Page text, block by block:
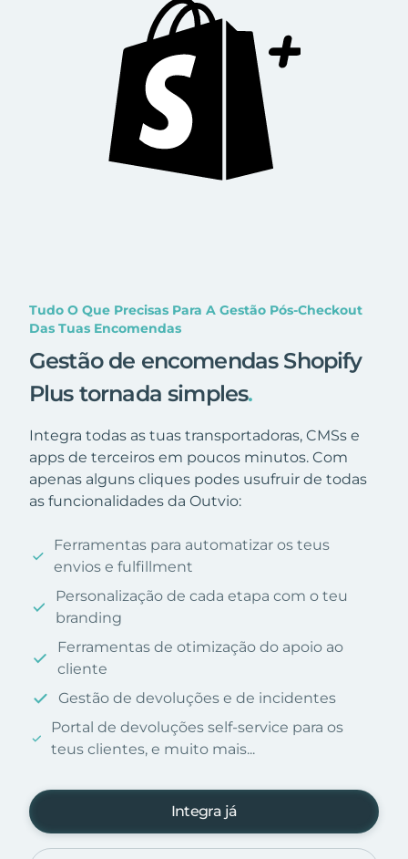
Tudo O Que Precisas Para A Gestão Pós-Checkout
Das Tuas Encomendas
Gestão de encomendas Shopify
Plus tornada simples.
Integra todas as tuas transportadoras, CMSs e
apps de terceiros em poucos minutos. Com
apenas alguns cliques podes usufruir de todas
as funcionalidades da Outvio:
Ferramentas para automatizar os teus
envios e fulfillment
Personalização de cada etapa com o teu
branding
Ferramentas de otimização do apoio ao
cliente
Gestão de devoluções e de incidentes
Portal de devoluções self-service para os
teus clientes, e muito mais...
Integra já